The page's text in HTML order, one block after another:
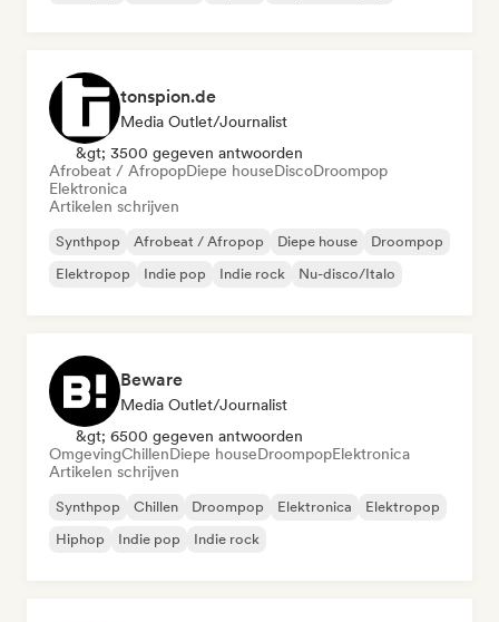
tonspion.de
Media Outlet/Journalist
&gt; 3500 gegeven antwoorden
Afrobeat / AfropopDiepe houseDiscoDroompop
Elektronica
Artikelen schrijven
Synthpop Afrobeat / Afropop Diepe house
Droompop
Elektropop
Indie pop Indie rock Nu-disco/Italo
Beware
Media Outlet/Journalist
&gt; 6500 gegeven antwoorden
OmgevingChillenDiepe houseDroompopElektronica
Artikelen schrijven
Synthpop Chillen Droompop Elektronica
Elektropop
Hiphop
Indie pop Indie rock